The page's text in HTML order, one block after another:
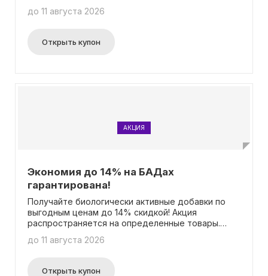
понадобится вводить промокод.
до 11 августа 2026
Открыть купон
АКЦИЯ
Экономия до 14% на БАДах
гарантирована!
Получайте биологически активные добавки по
выгодным ценам до 14% скидкой! Акция
распространяется на определенные товары.
воспользоваться предложением.
до 11 августа 2026
Открыть купон